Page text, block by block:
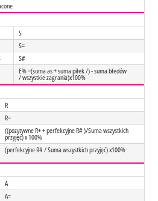
S
S=
S#
E% =(suma as + suma piłek /) - suma błedów
/ wszystkie zagrania)x100%
R
R=
((pozytywne R+ + perfekcyjne R# )/Suma wszystkich
przyjęć) x 100%
(perfekcyjne R# / Suma wszystkich przyjęć) x100%
A
A=